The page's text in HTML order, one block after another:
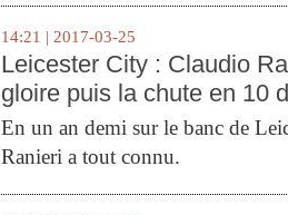
14:21 | 2017-03-25
Leicester City : Claudio
gloire puis la chute en 10
En un an demi sur le banc de
Ranieri a tout connu.